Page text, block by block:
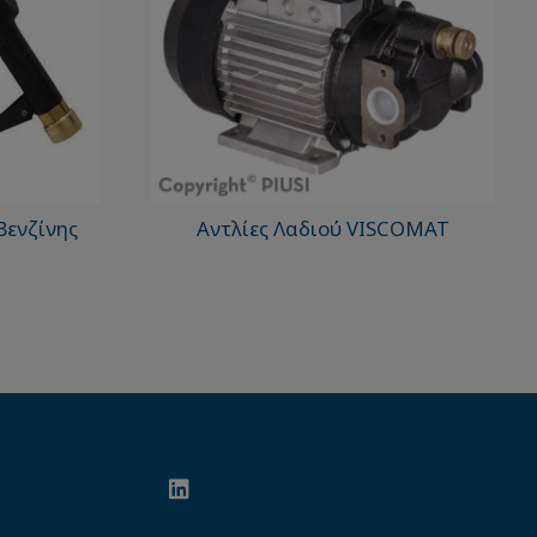
Αντλίες Λαδιού VISCOMAT